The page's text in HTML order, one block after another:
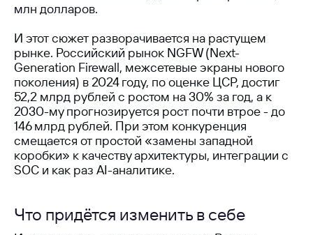
млн долларов.
И этот сюжет разворачивается на растущем
рынке. Российский рынок NGFW (Next-
Generation Firewall, межсетевые экраны нового
поколения) в 2024 году, по оценке ЦСР, достиг
52,2 млрд рублей с ростом на 30% за год, а к
2030-му прогнозируется рост почти втрое - до
146 млрд рублей. При этом конкуренция
смещается от простой «замены западной
коробки» к качеству архитектуры, интеграции с
SOC и как раз AI-аналитике.
Что придётся изменить в себе
© ideco 2005-2026 · Все права защищены
Условия использования
Политика обработки персональных данных